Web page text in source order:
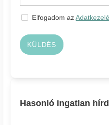
Elfogadom az
KÜLDÉS
Hasonló ingatlan